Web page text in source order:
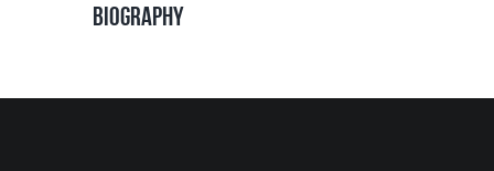
Biography